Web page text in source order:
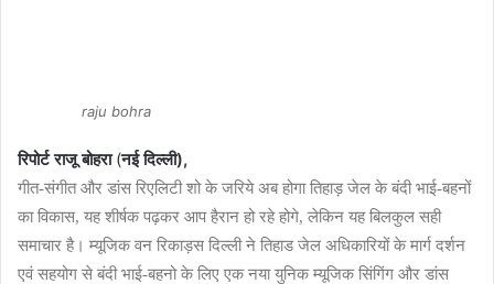
raju bohra
रिपोर्ट राजू बोहरा(नई दिल्ली),
गीत-संगीत और डांस रिएलिटी शो के जरिये अब होगा तिहाड़ जेल के बंदी भाई-बहनों
का विकास, यह शीर्षक पढ़कर आप हैरान हो रहे होगे, लेकिन यह बिलकुल सही
समाचार है। म्यूजिक वन रिकाड़स दिल्ली ने तिहाड जेल अधिकारियों के मार्ग दर्शन
एवं सहयोग से बंदी भाई-बहनो के लिए एक नया युनिक म्यूजिक सिंगिंग और डांस